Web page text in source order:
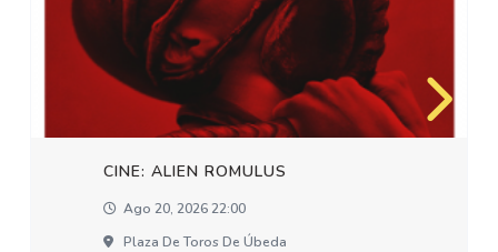
CINE: ALIEN ROMULUS
Ago 20, 2026 22:00
Plaza De Toros De Úbeda